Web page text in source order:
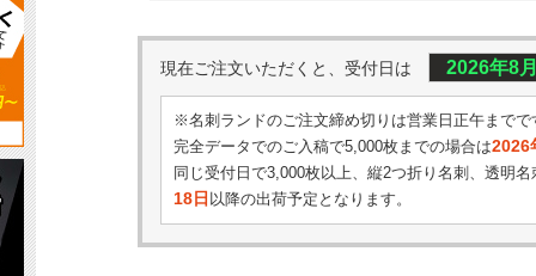
現在ご注文いただくと、受付日は 2026年8
※名刺ランドのご注文締め切りは営業日正午までで
完全データでのご入稿で5,000枚までの場合は2026
同じ受付日で3,000枚以上、縦2つ折り名刺、透明名
18日 以降の出荷予定となります。